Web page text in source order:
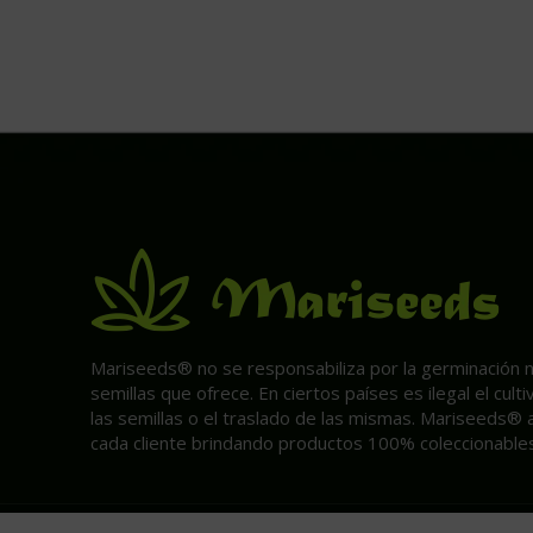
Mariseeds® no se responsabiliza por la germinación
semillas que ofrece. En ciertos países es ilegal el
las semillas o el traslado de las mismas. Mariseeds®
cada cliente brindando productos 100%